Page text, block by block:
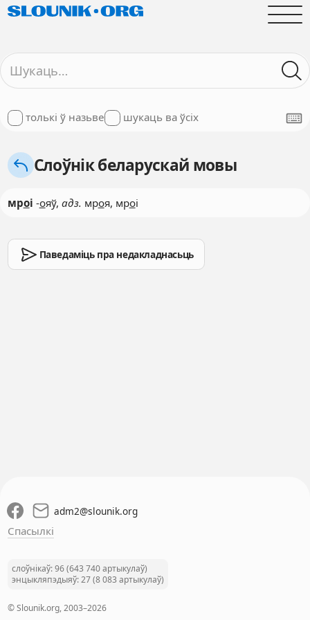
толькі ў назьве шукаць ва ўсіх
Слоўнік беларускай мовы
мроі -ояў, адз. мроя, мроі
Паведаміць пра недакладнасьць
adm2@slounik.org
Спасылкі
слоўнікаў: 96 (643 740 артыкулаў)
энцыкляпэдыяў: 27 (8 083 артыкулаў)
© Slounik.org, 2003–2026